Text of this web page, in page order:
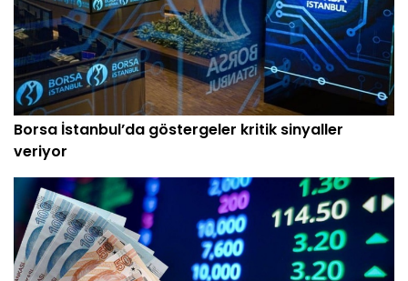
Borsa İstanbul’da göstergeler kritik sinyaller
veriyor